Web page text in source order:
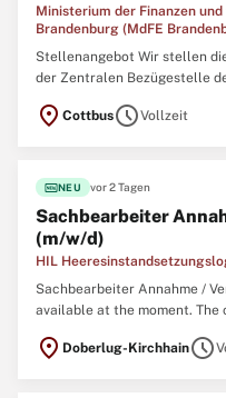
Ministerium der Finanzen
Brandenburg (MdFE
Stellenangebot Wir stellen
der Zentralen Bezügestelle
Geschäftsbereich des
Brandenburg, zum
location_on CottbusscheduleVollzeit
fiber_newNEU vor 2 Tagen
Sachbearbeiter
(m/w/d)
HIL
Sachbearbeiter Annahme /
available at the moment.
location_on Doberlug-Kirchhainschedule